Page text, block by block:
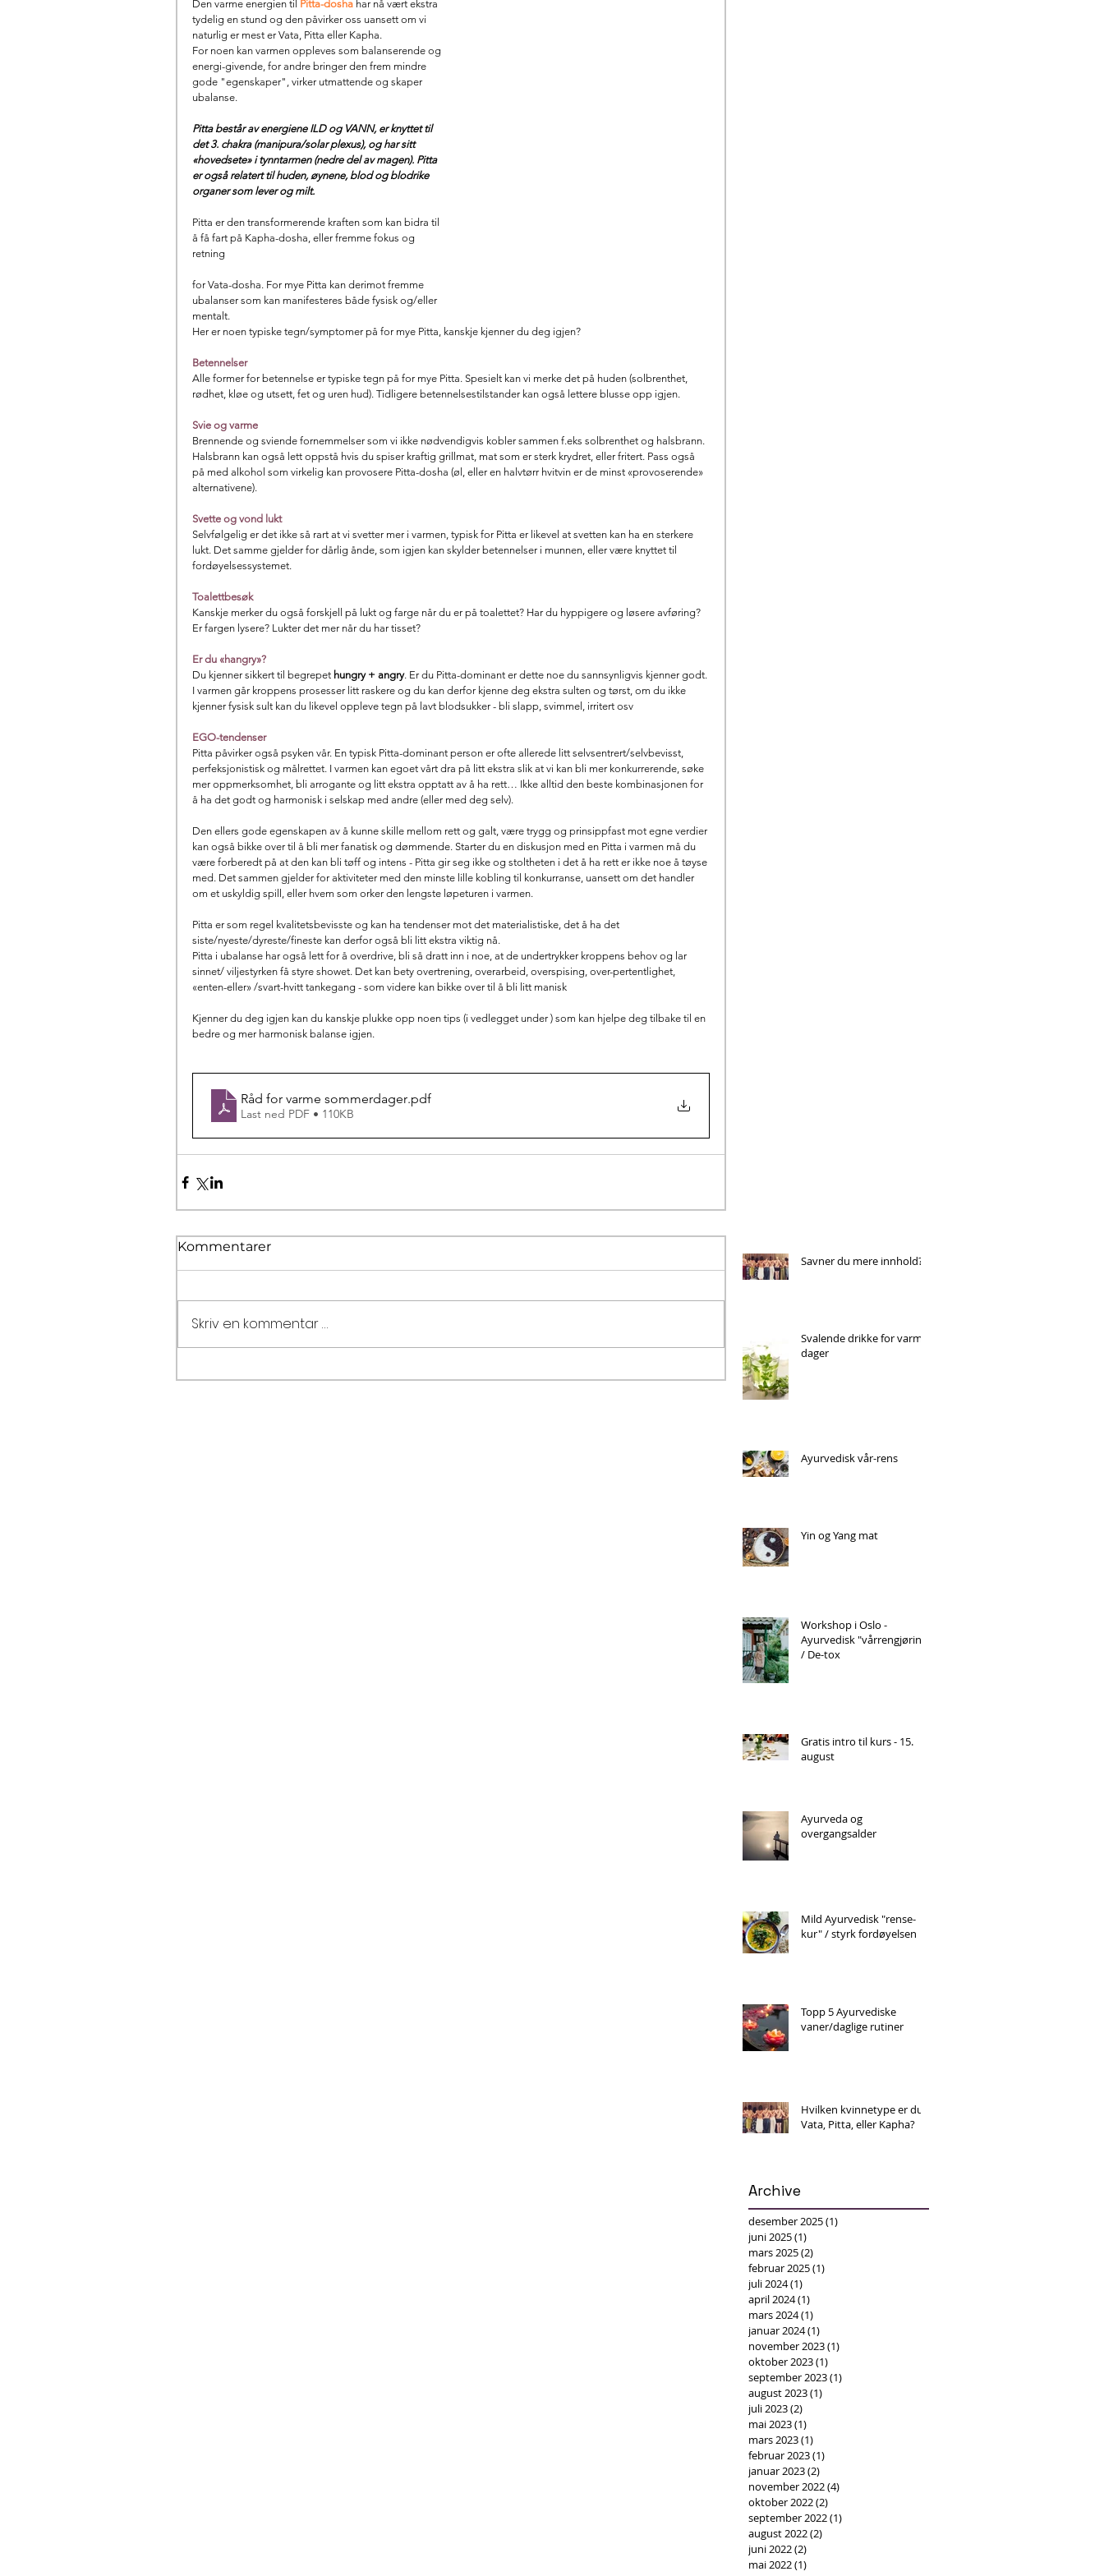
Den varme energien til Pitta-dosha har nå vært ekstra
tydelig en stund og den påvirker oss uansett om vi
naturlig er mest er Vata, Pitta eller Kapha.
For noen kan varmen oppleves som balanserende og
energi-givende, for andre bringer den frem mindre
gode "egenskaper", virker utmattende og skaper
ubalanse.
Pitta består av energiene ILD og VANN, er knyttet til
det 3. chakra (manipura/solar plexus), og har sitt
«hovedsete» i tynntarmen (nedre del av magen). Pitta
er også relatert til huden, øynene, blod og blodrike
organer som lever og milt.
Pitta er den transformerende kraften som kan bidra til
å få fart på Kapha-dosha, eller fremme fokus og
retning
for Vata-dosha. For mye Pitta kan derimot fremme
ubalanser som kan manifesteres både fysisk og/eller
mentalt.
Her er noen typiske tegn/symptomer på for mye Pitta, kanskje kjenner du deg igjen?
Betennelser
Alle former for betennelse er typiske tegn på for mye Pitta. Spesielt kan vi merke det på huden (solbrenthet,
rødhet, kløe og utsett, fet og uren hud). Tidligere betennelsestilstander kan også lettere blusse opp igjen.
Svie og varme
Brennende og sviende fornemmelser som vi ikke nødvendigvis kobler sammen f.eks solbrenthet og halsbrann.
Halsbrann kan også lett oppstå hvis du spiser kraftig grillmat, mat som er sterk krydret, eller fritert. Pass også
på med alkohol som virkelig kan provosere Pitta-dosha (øl, eller en halvtørr hvitvin er de minst «provoserende»
alternativene).
Svette og vond lukt
Selvfølgelig er det ikke så rart at vi svetter mer i varmen, typisk for Pitta er likevel at svetten kan ha en sterkere
lukt. Det samme gjelder for dårlig ånde, som igjen kan skylder betennelser i munnen, eller være knyttet til
fordøyelsessystemet.
Toalettbesøk
Kanskje merker du også forskjell på lukt og farge når du er på toalettet? Har du hyppigere og løsere avføring?
Er fargen lysere? Lukter det mer når du har tisset?
Er du «hangry»?
Du kjenner sikkert til begrepet hungry + angry. Er du Pitta-dominant er dette noe du sannsynligvis kjenner godt.
I varmen går kroppens prosesser litt raskere og du kan derfor kjenne deg ekstra sulten og tørst, om du ikke
kjenner fysisk sult kan du likevel oppleve tegn på lavt blodsukker - bli slapp, svimmel, irritert osv
EGO-tendenser
Pitta påvirker også psyken vår. En typisk Pitta-dominant person er ofte allerede litt selvsentrert/selvbevisst,
perfeksjonistisk og målrettet. I varmen kan egoet vårt dra på litt ekstra slik at vi kan bli mer konkurrerende, søke
mer oppmerksomhet, bli arrogante og litt ekstra opptatt av å ha rett… Ikke alltid den beste kombinasjonen for
å ha det godt og harmonisk i selskap med andre (eller med deg selv).
Den ellers gode egenskapen av å kunne skille mellom rett og galt, være trygg og prinsippfast mot egne verdier
kan også bikke over til å bli mer fanatisk og dømmende. Starter du en diskusjon med en Pitta i varmen må du
være forberedt på at den kan bli tøff og intens - Pitta gir seg ikke og stoltheten i det å ha rett er ikke noe å tøyse
med. Det sammen gjelder for aktiviteter med den minste lille kobling til konkurranse, uansett om det handler
om et uskyldig spill, eller hvem som orker den lengste løpeturen i varmen.
Pitta er som regel kvalitetsbevisste og kan ha tendenser mot det materialistiske, det å ha det
siste/nyeste/dyreste/fineste kan derfor også bli litt ekstra viktig nå.
Pitta i ubalanse har også lett for å overdrive, bli så dratt inn i noe, at de undertrykker kroppens behov og lar
sinnet/ viljestyrken få styre showet. Det kan bety overtrening, overarbeid, overspising, over-pertentlighet,
«enten-eller» /svart-hvitt tankegang - som videre kan bikke over til å bli litt manisk
Kjenner du deg igjen kan du kanskje plukke opp noen tips (i vedlegget under ) som kan hjelpe deg tilbake til en
bedre og mer harmonisk balanse igjen.
Råd for varme sommerdager.pdf
Last ned PDF • 110KB
Kommentarer
Skriv en kommentar …
Savner du mere innhold?
Svalende drikke for varme
dager
Ayurvedisk vår-rens
Yin og Yang mat
Workshop i Oslo -
Ayurvedisk "vårrengjøring"
/ De-tox
Gratis intro til kurs - 15.
august
Ayurveda og
overgangsalder
Mild Ayurvedisk "rense-
kur" / styrk fordøyelsen
Topp 5 Ayurvediske
vaner/daglige rutiner
Hvilken kvinnetype er du
Vata, Pitta, eller Kapha?
Archive
desember 2025(1)
juni 2025(1)
mars 2025(2)
februar 2025(1)
juli 2024(1)
april 2024(1)
mars 2024(1)
januar 2024(1)
november 2023(1)
oktober 2023(1)
september 2023(1)
august 2023(1)
juli 2023(2)
mai 2023(1)
mars 2023(1)
februar 2023(1)
januar 2023(2)
november 2022(4)
oktober 2022(2)
september 2022(1)
august 2022(2)
juni 2022(2)
mai 2022(1)